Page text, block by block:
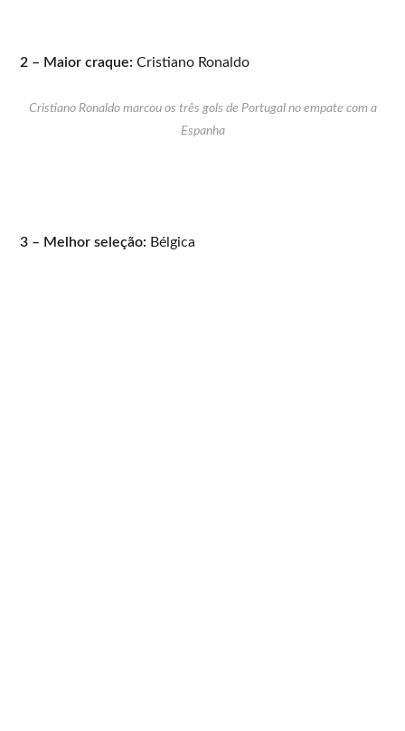
2 – Maior craque:Cristiano Ronaldo
Cristiano Ronaldo marcou os três gols de Portugal no empate com a
Espanha
3 – Melhor seleção: Bélgica